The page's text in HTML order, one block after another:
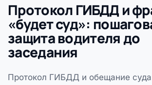
Протокол ГИБДД и
«будет суд»:
защита водителя до
заседания
Протокол ГИБДД и обещание